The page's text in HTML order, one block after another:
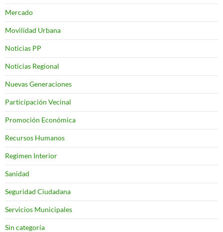
Mercado
Movilidad Urbana
Noticias PP
Noticias Regional
Nuevas Generaciones
Participación Vecinal
Promoción Económica
Recursos Humanos
Regimen Interior
Sanidad
Seguridad Ciudadana
Servicios Municipales
Sin categoría